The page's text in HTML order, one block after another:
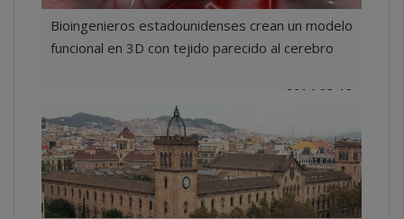
Bioingenieros estadounidenses crean un modelo
funcional en 3D con tejido parecido al cerebro
2014-08-12